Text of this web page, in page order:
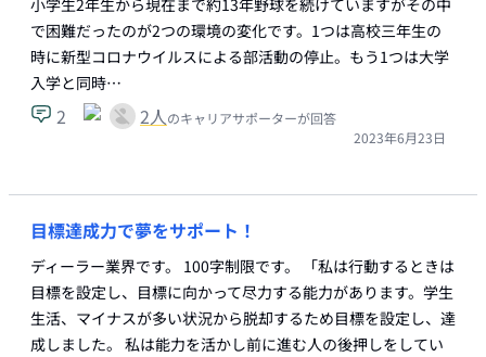
小学生2年生から現在まで約13年野球を続けていますがその中
で困難だったのが2つの環境の変化です。1つは高校三年生の
時に新型コロナウイルスによる部活動の停止。もう1つは大学
入学と同時…
2 2人のキャリアサポーターが回答
2023年6月23日
目標達成力で夢をサポート！
ディーラー業界です。 100字制限です。 「私は行動するときは
目標を設定し、目標に向かって尽力する能力があります。学生
生活、マイナスが多い状況から脱却するため目標を設定し、達
成しました。 私は能力を活かし前に進む人の後押しをしてい